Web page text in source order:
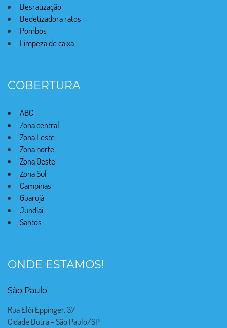
Desratização
Dedetizadora ratos
Pombos
Limpeza de caixa
COBERTURA
ABC
Zona central
Zona Leste
Zona norte
Zona Oeste
Zona Sul
Campinas
Guarujá
Jundiaí
Santos
ONDE ESTAMOS!
São Paulo
Rua Elói Eppinger, 37
Cidade Dutra - São Paulo/SP